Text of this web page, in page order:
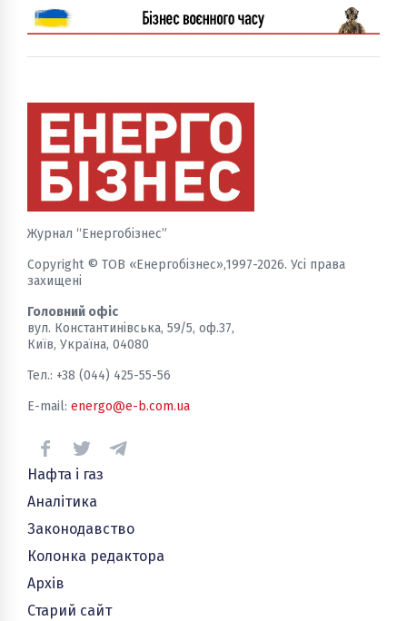
Журнал “Енергобізнес”
Copyright © ТОВ «Енергобізнес»,1997-2026. Усі права
захищені
Головний офіс
вул. Константинівська, 59/5, оф.37,
Київ, Україна, 04080
Тел.: +38 (044) 425-55-56
E-mail: energo@e-b.com.ua
Нафта і газ
Аналітика
Законодавство
Колонка редактора
Архів
Старий сайт